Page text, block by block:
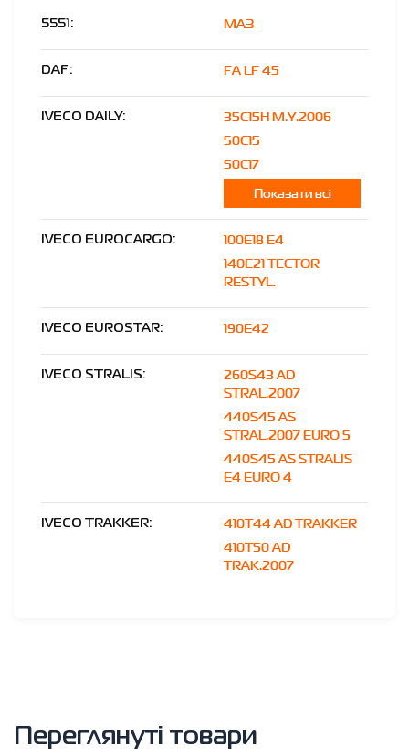
5551: МАЗ
DAF: FA LF 45
IVECO DAILY:
35C15H M.Y.2006
50C15
50C17
Показати всі
IVECO EUROCARGO:
100E18 E4
140E21 TECTOR
RESTYL.
IVECO EUROSTAR: 190E42
IVECO STRALIS:
260S43 AD
STRAL.2007
440S45 AS
STRAL.2007 EURO 5
440S45 AS STRALIS
E4 EURO 4
IVECO TRAKKER:
410T44 AD TRAKKER
410T50 AD
TRAK.2007
Переглянуті товари